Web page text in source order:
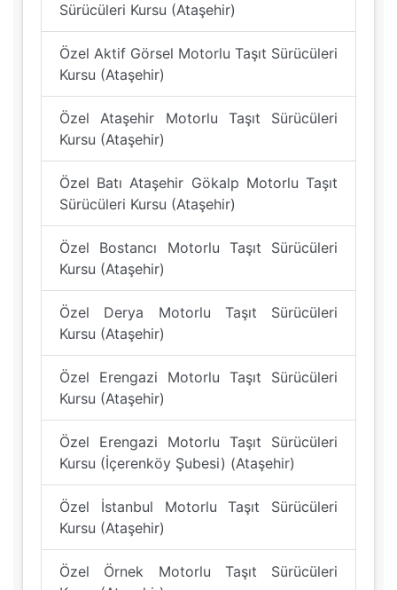
Sürücüleri Kursu (Ataşehir)
Özel Aktif Görsel Motorlu Taşıt Sürücüleri
Kursu (Ataşehir)
Özel Ataşehir Motorlu Taşıt Sürücüleri
Kursu (Ataşehir)
Özel Batı Ataşehir Gökalp Motorlu Taşıt
Sürücüleri Kursu (Ataşehir)
Özel Bostancı Motorlu Taşıt Sürücüleri
Kursu (Ataşehir)
Özel Derya Motorlu Taşıt Sürücüleri
Kursu (Ataşehir)
Özel Erengazi Motorlu Taşıt Sürücüleri
Kursu (Ataşehir)
Özel Erengazi Motorlu Taşıt Sürücüleri
Kursu (İçerenköy Şubesi) (Ataşehir)
Özel İstanbul Motorlu Taşıt Sürücüleri
Kursu (Ataşehir)
Özel Örnek Motorlu Taşıt Sürücüleri